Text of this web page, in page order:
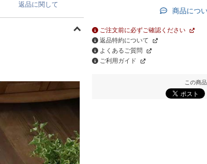
商品につ
ご注文前に必ずご確認ください
返品特約について
よくあるご質問
ご利用ガイド
この商
返品に関して